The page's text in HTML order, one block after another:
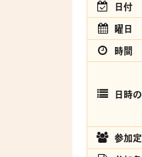
日付
曜日
時間
日時
参加